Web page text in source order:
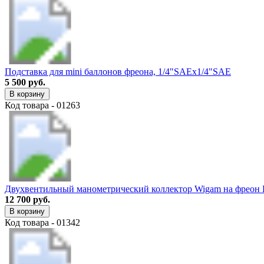
Подставка для mini баллонов фреона, 1/4"SAEх1/4"SAE
5 500 руб.
В корзину
Код товара - 01263
Двухвентильный манометрический коллектор Wigam на фреон
12 700 руб.
В корзину
Код товара - 01342